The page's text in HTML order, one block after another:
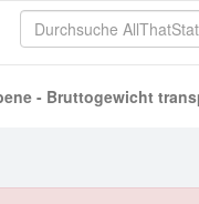
- Bruttogewicht